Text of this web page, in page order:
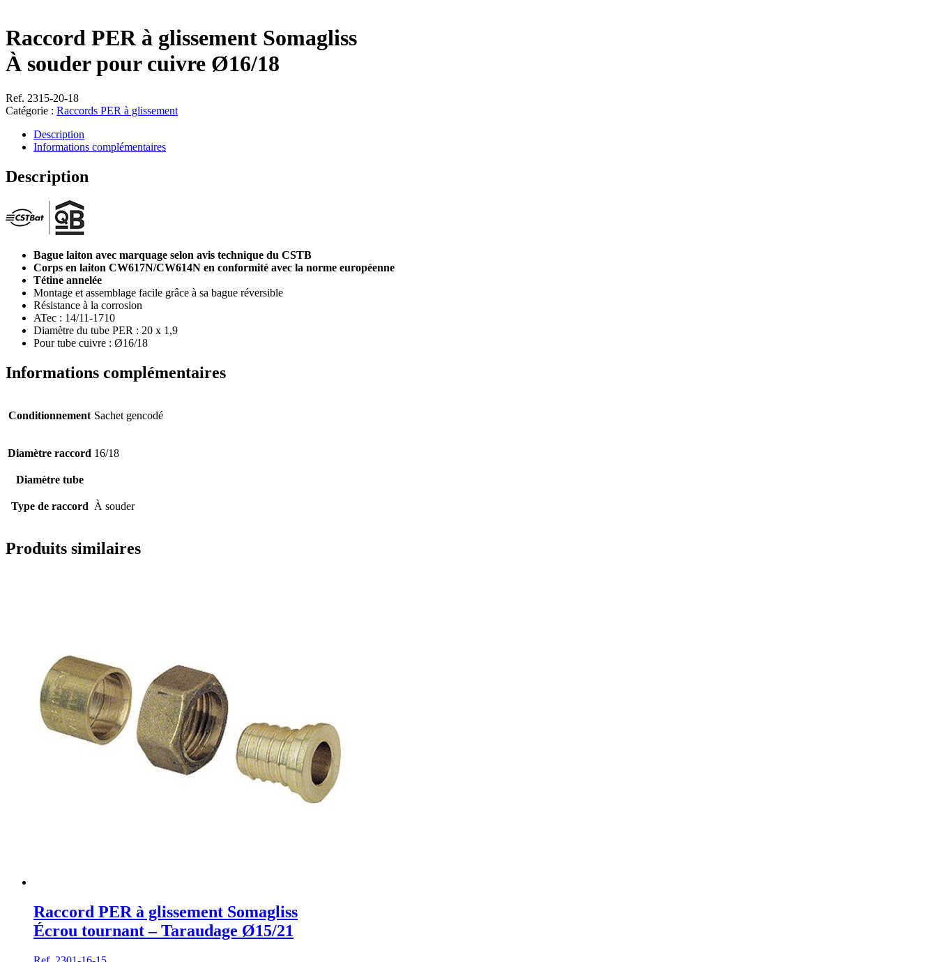
Raccord PER à glissement Somagliss
À souder pour cuivre Ø16/18
Ref. 2315-20-18
Catégorie : Raccords PER à glissement
Description
Informations complémentaires
Description
Bague laiton avec marquage selon avis technique du CSTB
Corps en laiton CW617N/CW614N en conformité avec la norme européenne
Tétine annelée
Montage et assemblage facile grâce à sa bague réversible
Résistance à la corrosion
ATec : 14/11-1710
Diamètre du tube PER : 20 x 1,9
Pour tube cuivre : Ø16/18
Informations complémentaires
Conditionnement Sachet gencodé
Diamètre raccord 16/18
Diamètre tube
Type de raccord À souder
Produits similaires
Raccord PER à glissement Somagliss
Écrou tournant – Taraudage Ø15/21